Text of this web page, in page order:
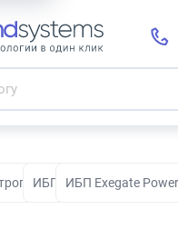
ИБП ИБП Exegate